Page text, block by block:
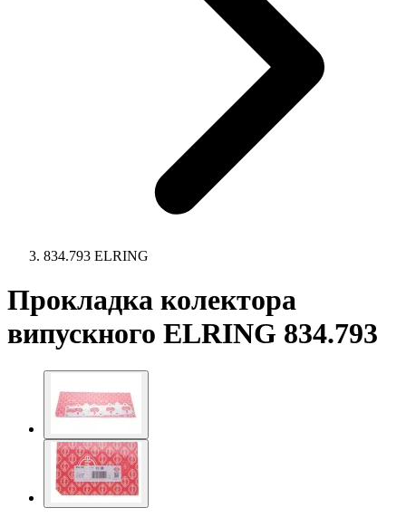
834.793 ELRING
Прокладка колектора
випускного ELRING 834.793